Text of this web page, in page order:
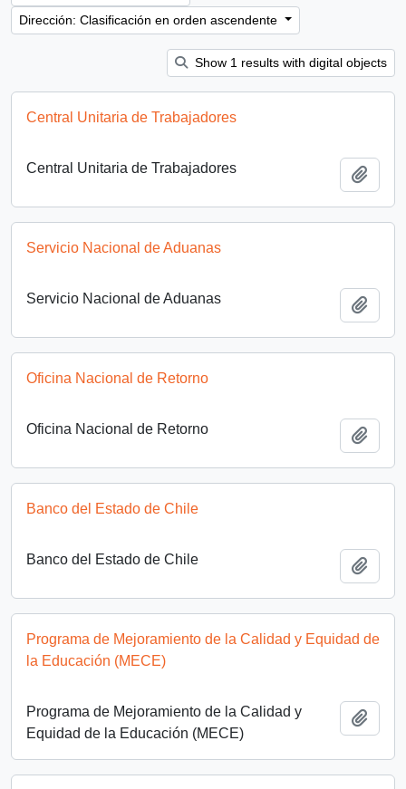
Dirección: Clasificación en orden ascendente
Show 1 results with digital objects
Central Unitaria de Trabajadores
Central Unitaria de Trabajadores
Servicio Nacional de Aduanas
Servicio Nacional de Aduanas
Oficina Nacional de Retorno
Oficina Nacional de Retorno
Banco del Estado de Chile
Banco del Estado de Chile
Programa de Mejoramiento de la Calidad y Equidad de
la Educación (MECE)
Programa de Mejoramiento de la Calidad y
Equidad de la Educación (MECE)